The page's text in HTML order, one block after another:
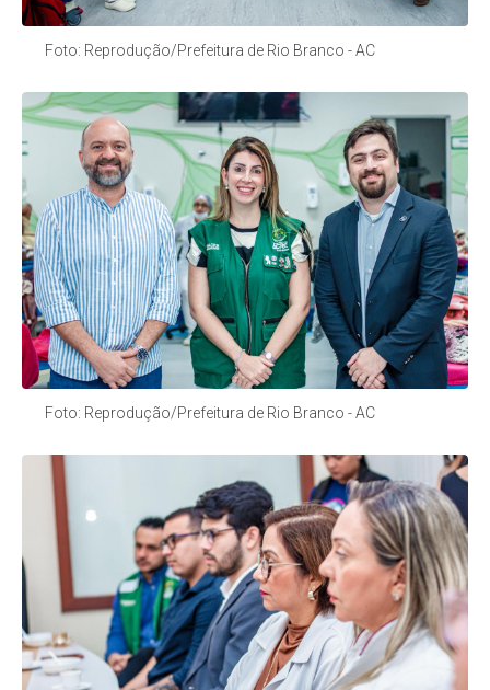
Foto: Reprodução/Prefeitura de Rio Branco - AC
Foto: Reprodução/Prefeitura de Rio Branco - AC